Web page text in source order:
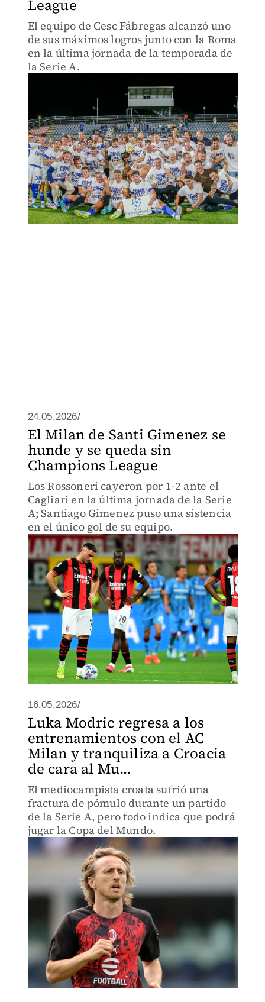
League
El equipo de Cesc Fábregas alcanzó uno
de sus máximos logros junto con la Roma
en la última jornada de la temporada de
la Serie A.
24.05.2026/
El Milan de Santi Gimenez se
hunde y se queda sin
Champions League
Los Rossoneri cayeron por 1-2 ante el
Cagliari en la última jornada de la Serie
A; Santiago Gimenez puso una sistencia
en el único gol de su equipo.
16.05.2026/
Luka Modric regresa a los
entrenamientos con el AC
Milan y tranquiliza a Croacia
de cara al Mu...
El mediocampista croata sufrió una
fractura de pómulo durante un partido
de la Serie A, pero todo indica que podrá
jugar la Copa del Mundo.